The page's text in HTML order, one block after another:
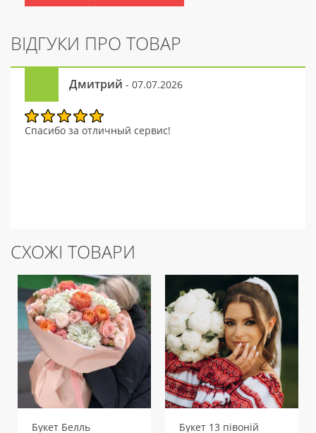
ВІДГУКИ ПРО ТОВАР
Дмитрий - 07.07.2026
Спасибо за отличный сервис!
СХОЖІ ТОВАРИ
Букет Белль Букет 13 півоній